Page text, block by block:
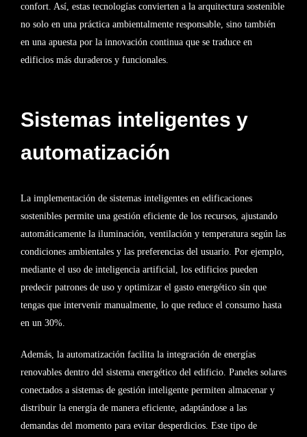
confort. Así, estas tecnologías convierten a la arquitectura sostenible
no solo en una práctica ambientalmente responsable, sino también
en una apuesta por la innovación continua que se traduce en
edificios más duraderos y funcionales.
Sistemas inteligentes y
automatización
La implementación de sistemas inteligentes en edificaciones
sostenibles permite una gestión eficiente de los recursos, ajustando
automáticamente la iluminación, ventilación y temperatura según las
condiciones ambientales y las preferencias del usuario. Por ejemplo,
mediante el uso de inteligencia artificial, los edificios pueden
predecir patrones de uso y optimizar el gasto energético sin que
tengas que intervenir manualmente, lo que reduce el consumo hasta
en un 30%.
Además, la automatización facilita la integración de energías
renovables dentro del sistema energético del edificio. Paneles solares
conectados a sistemas de gestión inteligente permiten almacenar y
distribuir la energía de manera eficiente, adaptándose a las
demandas del momento para evitar desperdicios. Este tipo de